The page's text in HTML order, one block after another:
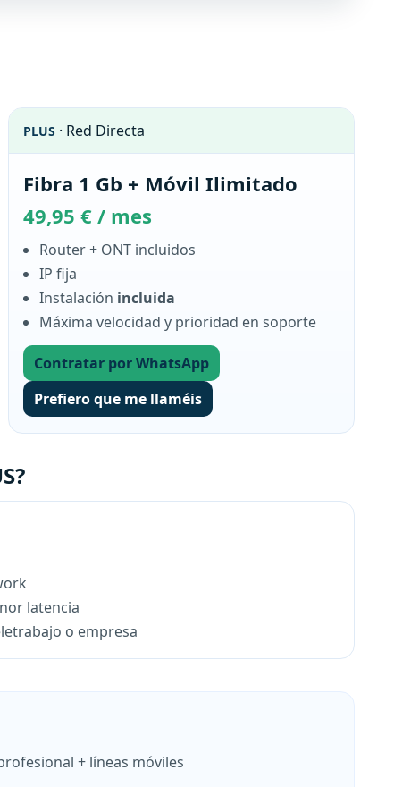
PLUS · Red Directa
Fibra 1 Gb + Móvil Ilimitado
49,95 € / mes
Router + ONT incluidos
IP fija
Instalación incluida
Máxima velocidad y prioridad en soporte
Contratar por WhatsApp
Prefiero que me llaméis
latencia
o empresa
+ líneas móviles